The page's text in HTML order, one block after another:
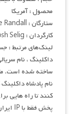
محصول : آمریکا
ستارگان : Marc Thompson, Courtney Shaw, Benjie Randall
کارگردان : Bo Fan, Chen Gu, Josh Selig
لینک‌های مرتبط :
داکلینگ ، نام
ساخته شده است.
نام پادشاه
کنند تا راه هایی
پخش فقط با IP ایران امکان پذیر هست